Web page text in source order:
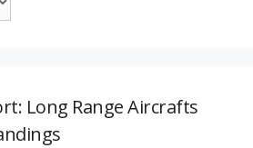
Long Range Aircrafts